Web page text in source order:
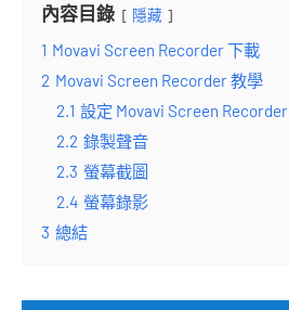
內容目錄 隱藏
1 Movavi Screen Recorder 下載
2 Movavi Screen Recorder 教學
2.1 設定 Movavi Screen Recorder
2.2 錄製聲音
2.3 螢幕截圖
2.4 螢幕錄影
3 總結